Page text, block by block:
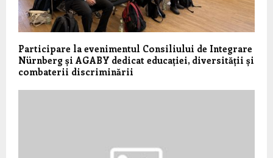
Participare la evenimentul Consiliului de Integrare
Nürnberg și AGABY dedicat educației, diversității și
combaterii discriminării